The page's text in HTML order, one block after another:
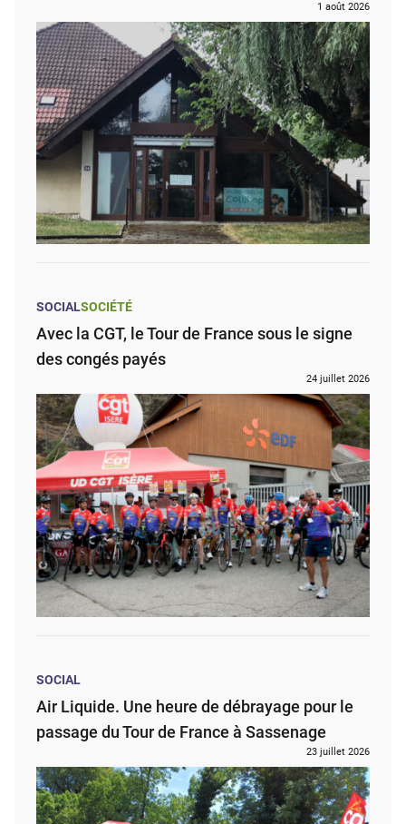
1 août 2026
SOCIALSOCIÉTÉ
Avec la CGT, le Tour de France sous le signe
des congés payés
24 juillet 2026
SOCIAL
Air Liquide. Une heure de débrayage pour le
passage du Tour de France à Sassenage
23 juillet 2026